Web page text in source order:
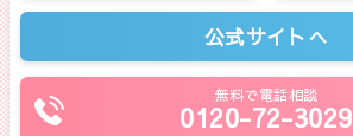
公式サイトへ
無料で電話相談
0120-72-3029